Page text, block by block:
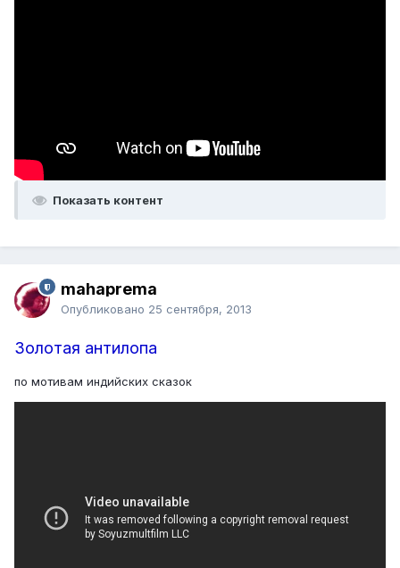
Показать контент
mahaprema
Опубликовано 25 сентября, 2013
Золотая антилопа
по мотивам индийских сказок